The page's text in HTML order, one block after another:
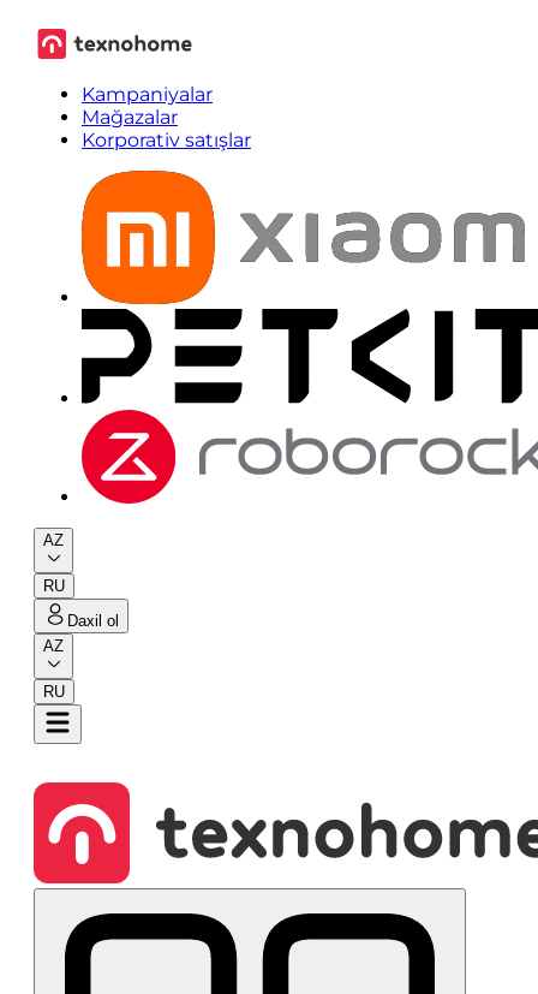
Kampaniyalar
Mağazalar
Korporativ satışlar
AZ
RU
Daxil ol
AZ
RU